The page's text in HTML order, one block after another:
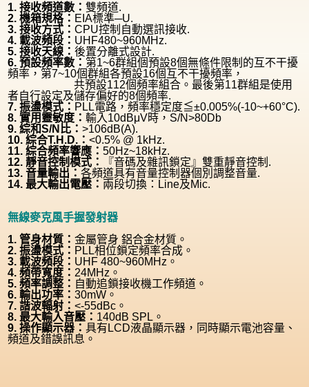
1. 接收頻道數：雙頻道.
2. 機箱規格： EIA標準─U.
3. 接收方式：CPU控制自動選訊接收.
4. 載波頻段： UHF480~960MHz.
5. 接收天線：後置分離式設計.
6. 預設頻率數：第1~6群組個預設8個無條件限制的互不干擾
頻率，第7~10個群組各預設16個互不干擾頻率，
共預設112個頻率組合。最後第11群組是使用
者自行設定及儲存偏好的8個頻率.
7. 振盪模式： PLL電路，頻率穩定度≦±0.005%(-10~+60°C).
8. 實用靈敏度：輸入10dBμV時，S/N>80Db
9. 綜和S/N比：>106dB(A).
10. 綜合T.H.D.：<0.5% @ 1kHz.
11. 綜合頻率響應：50Hz~18kHz.
12. 靜音控制模式：
『音碼及雜訊鎖定』雙重靜音控制.
13. 音量輸出：各頻道具有音量控制器個別調整音量.
14. 最大輸出電壓： 兩段切換：Line及Mic.
無線麥克風手握發射器
1. 管身材質：金屬管身 鋁合金材質。
2. 振盪模式： PLL相位鎖定頻率合成。
3. 載波頻段： UHF 480~960MHz。
4. 頻帶寬度： 24MHz。
5. 頻率調整： 自動追鎖接收機工作頻道。
6. 輸出功率：30mW。
7. 諧波輻射：<-55dBc。
8. 最大輸入音壓： 140dB SPL。
9. 操作顯示器：具有LCD液晶顯示器，同時顯示電池容量、
頻道及錯誤訊息。